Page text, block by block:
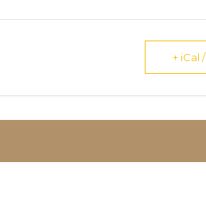
+ iCal